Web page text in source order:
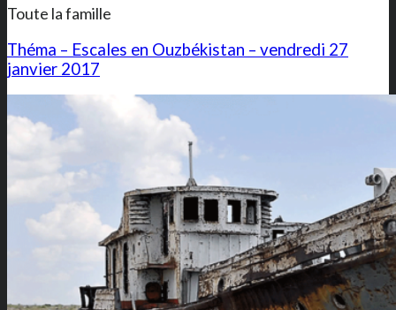
Toute la famille
Théma – Escales en Ouzbékistan – vendredi 27
janvier 2017